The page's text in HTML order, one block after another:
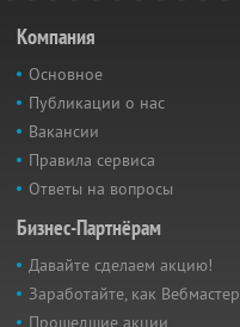
Компания
Основное
Публикации о нас
Вакансии
Правила сервиса
Ответы на вопросы
Бизнес-Партнёрам
Давайте сделаем акцию!
Заработайте, как Вебмастер
Прошедшие акции